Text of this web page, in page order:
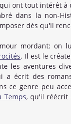
ont tout intérêt à
dans la non-
dès qu'il
mordant: on
. Il est le
les aventures
a écrit des
ce genre peu
Temps, qu'il réécrit